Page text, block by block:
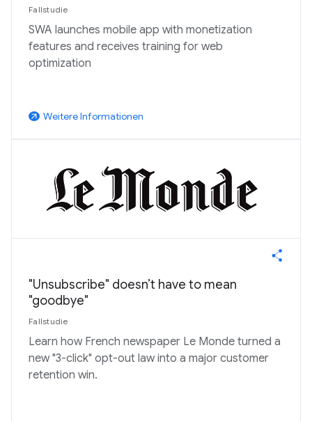
Fallstudie
SWA launches mobile app with monetization
features and receives training for web
optimization
arrow_outward Weitere Informationen
"Unsubscribe" doesn’t have to mean
"goodbye"
Fallstudie
Learn how French newspaper Le Monde turned a
new "3-click" opt-out law into a major customer
retention win.